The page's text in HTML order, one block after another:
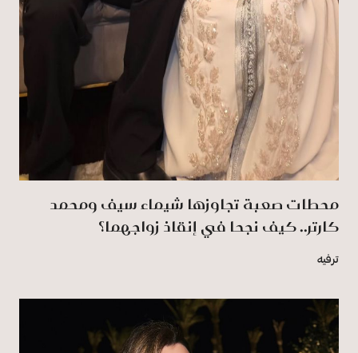
محطات صعبة تجاوزها شيماء سيف ومحمد
كارتر.. كيف نجحا في إنقاذ زواجهما؟
ترفيه